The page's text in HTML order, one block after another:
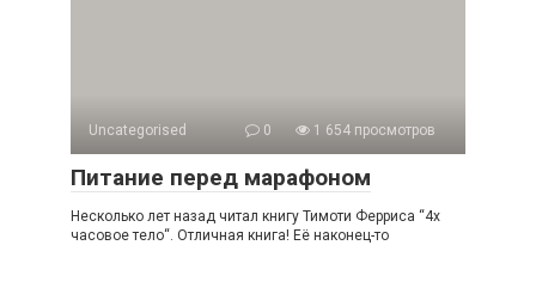
Uncategorised 0 1 654 просмотров
Питание перед марафоном
Несколько лет назад читал книгу Тимоти Ферриса “4х
часовое тело“. Отличная книга! Её наконец-то